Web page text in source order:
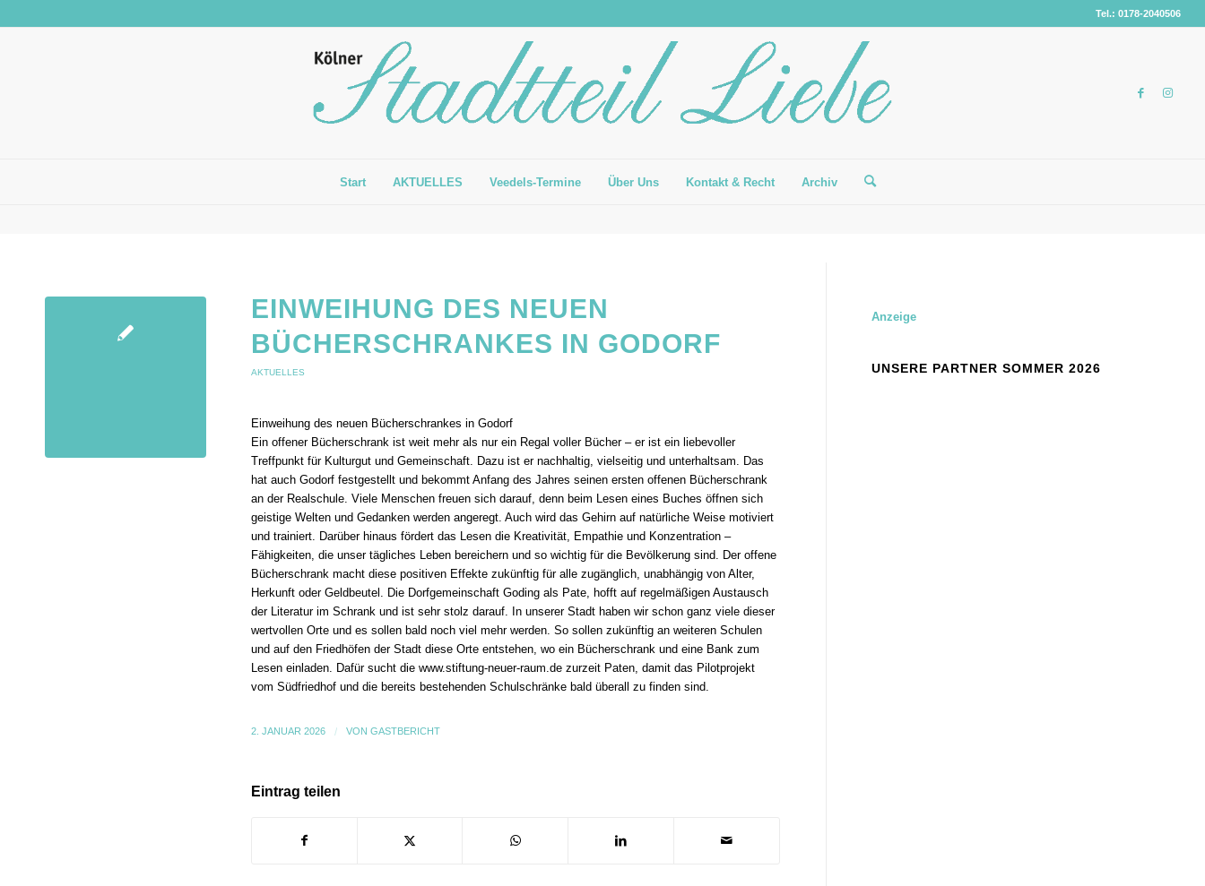
Tel.: 0178-2040506
Start AKTUELLES Veedels-Termine Über Uns Kontakt & Recht Archiv
EINWEIHUNG DES NEUEN
BÜCHERSCHRANKES IN GODORF
AKTUELLES
Einweihung des neuen Bücherschrankes in Godorf
Ein offener Bücherschrank ist weit mehr als nur ein Regal voller Bücher – er ist ein liebevoller
Treffpunkt für Kulturgut und Gemeinschaft. Dazu ist er nachhaltig, vielseitig und unterhaltsam. Das
hat auch Godorf festgestellt und bekommt Anfang des Jahres seinen ersten offenen Bücherschrank
an der Realschule. Viele Menschen freuen sich darauf, denn beim Lesen eines Buches öffnen sich
geistige Welten und Gedanken werden angeregt. Auch wird das Gehirn auf natürliche Weise motiviert
und trainiert. Darüber hinaus fördert das Lesen die Kreativität, Empathie und Konzentration –
Fähigkeiten, die unser tägliches Leben bereichern und so wichtig für die Bevölkerung sind. Der offene
Bücherschrank macht diese positiven Effekte zukünftig für alle zugänglich, unabhängig von Alter,
Herkunft oder Geldbeutel. Die Dorfgemeinschaft Goding als Pate, hofft auf regelmäßigen Austausch
der Literatur im Schrank und ist sehr stolz darauf. In unserer Stadt haben wir schon ganz viele dieser
wertvollen Orte und es sollen bald noch viel mehr werden. So sollen zukünftig an weiteren Schulen
und auf den Friedhöfen der Stadt diese Orte entstehen, wo ein Bücherschrank und eine Bank zum
Lesen einladen. Dafür sucht die www.stiftung-neuer-raum.de zurzeit Paten, damit das Pilotprojekt
vom Südfriedhof und die bereits bestehenden Schulschränke bald überall zu finden sind.
2. JANUAR 2026 / VON GASTBERICHT
Eintrag teilen
Anzeige
UNSERE PARTNER SOMMER 2026